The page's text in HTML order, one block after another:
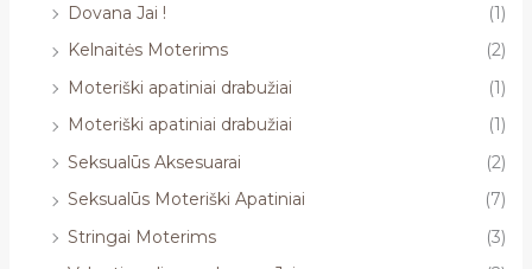
Dovana Jai !
(1)
Kelnaitės Moterims
(2)
Moteriški apatiniai drabužiai
(1)
Moteriški apatiniai drabužiai
(1)
Seksualūs Aksesuarai
(2)
Seksualūs Moteriški Apatiniai
(7)
Stringai Moterims
(3)